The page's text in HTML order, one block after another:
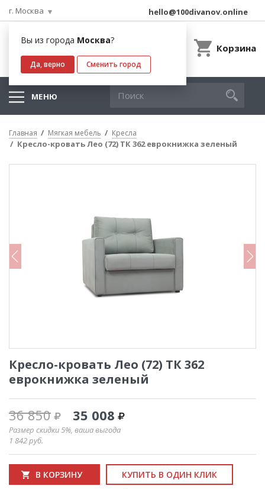
г. Москва
Вы из города Москва?
Да, верно Сменить город
hello@100divanov.online
Корзина
МЕНЮ
Главная Мягкая мебель Кресла
Кресло-кровать Лео (72) ТК 362 еврокнижка зеленый
Кресло-кровать Лео (72) ТК 362
еврокнижка зеленый
36 850 35 008
Размер скидки 5%, ваша выгода
1 842руб.
В КОРЗИНУ
КУПИТЬ В ОДИН КЛИК